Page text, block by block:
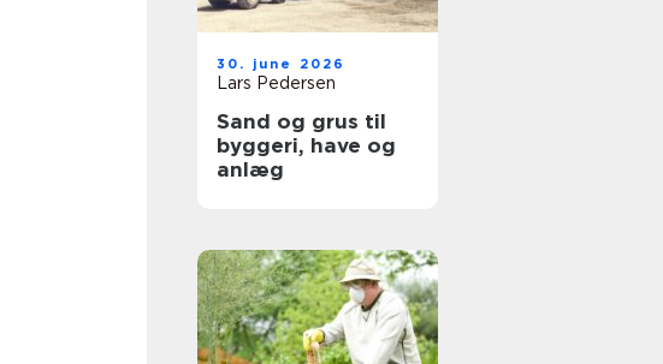
30. june 2026
Lars Pedersen
Sand og grus til
byggeri, have og
anlæg